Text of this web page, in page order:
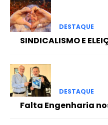
DESTAQUE
SINDICALISMO E
DESTAQUE
Falta Engenharia